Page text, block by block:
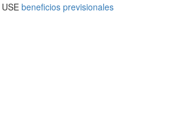
USEbeneficios previsionales